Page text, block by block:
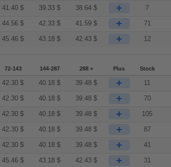
41.40$ 39.33$ 38.64$ + 7
44.56$ 42.33$ 41.59$ + 71
45.46$ 43.18$ 42.43$ + 12
72-143 144-287 288 + Plus Stock
42.30$ 40.18$ 39.48$ + 11
42.30$ 40.18$ 39.48$ + 70
42.30$ 40.18$ 39.48$ + 105
42.30$ 40.18$ 39.48$ + 87
42.30$ 40.18$ 39.48$ + 41
45.46$ 43.18$ 42.43$ + 31